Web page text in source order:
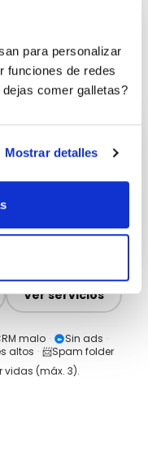
para personalizar
funciones de redes
comer galletas?
Mostrar detalles
empresario?
Ver servicios
malo · Sin ads ·
altos · 📨Spam folder
vidas (máx. 3).